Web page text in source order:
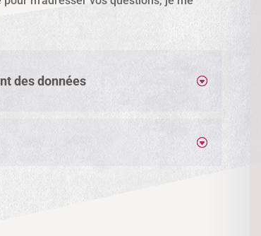
des données